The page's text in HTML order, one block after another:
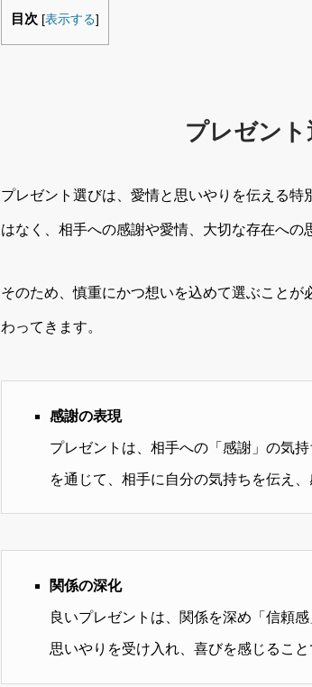
目次 [表示する]
プレゼン
プレゼント選びは、愛情と思いやりを伝える
はなく、相手への感謝や愛情、大切な存在への
そのため、慎重にかつ想いを込めて選ぶこと
わってきます。
感謝の表現
プレゼントは、相手への「感謝」の気
を通じて、相手に自分の気持ちを伝え
関係の深化
良いプレゼントは、関係を深め「信頼
思いやりを受け入れ、喜びを感じるこ